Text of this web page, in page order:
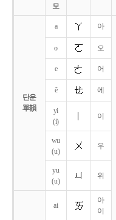
모
단운
單韻
a 아
o 오
e 어
ê 에
yi
(i)
이
wu
(u)
우
yu
(u)
위
ai
아
이